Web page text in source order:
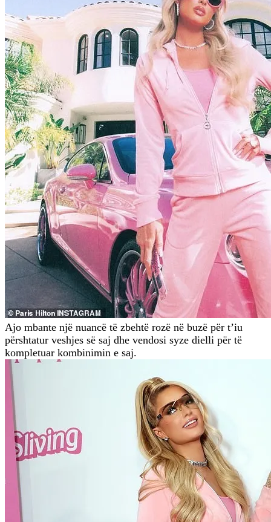
Ajo mbante një nuancë të zbehtë rozë në buzë për t’iu
përshtatur veshjes së saj dhe vendosi syze dielli për të
kompletuar kombinimin e saj.